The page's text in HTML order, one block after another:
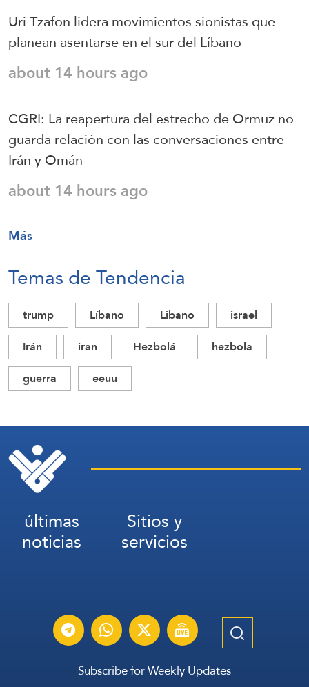
Uri Tzafon lidera movimientos sionistas que
planean asentarse en el sur del Líbano
about 14 hours ago
CGRI: La reapertura del estrecho de Ormuz no
guarda relación con las conversaciones entre
Irán y Omán
about 14 hours ago
Más
Temas de Tendencia
trump Líbano Libano
israel
Irán
iran Hezbolá
hezbola
guerra
eeuu
últimas
noticias
Sitios y
servicios
Subscribe for Weekly Updates